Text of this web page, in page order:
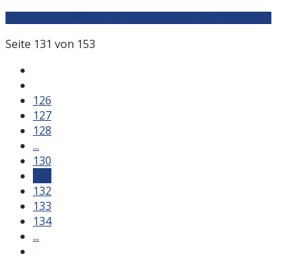
Seite 131 von 153
126
127
128
...
130
132
133
134
...